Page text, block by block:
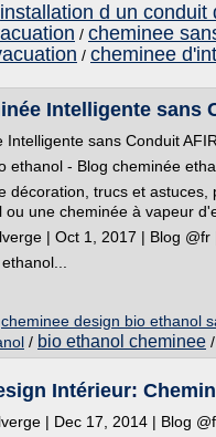
installation d un conduit
/ cheminee
/ cheminee
Intelligente sans
Intelligente sans Conduit
ethanol - Blog cheminée
décoration, trucs et
ou une cheminée à vapeur
| Oct 1, 2017 | Blog
cheminee design bio ethanol
/ bio ethanol cheminee /
Intérieur:
| Dec 17, 2014 | Blog